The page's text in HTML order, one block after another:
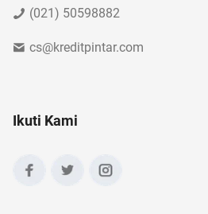
(021) 50598882
cs@kreditpintar.com
Ikuti Kami